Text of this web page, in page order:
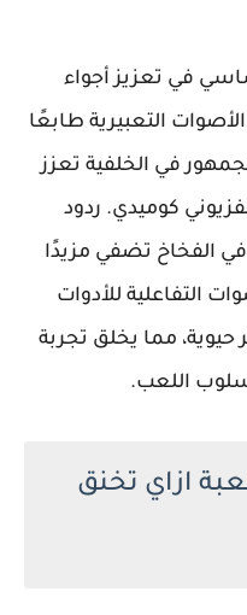
في تعزيز أجواء
التعبيرية طابعًا
في الخلفية تعزز
كوميدي. ردود
الفخاخ تضفي مزيدًا
التفاعلية للأدوات
مما يخلق تجربة
اللعب.
ازاي تخنق